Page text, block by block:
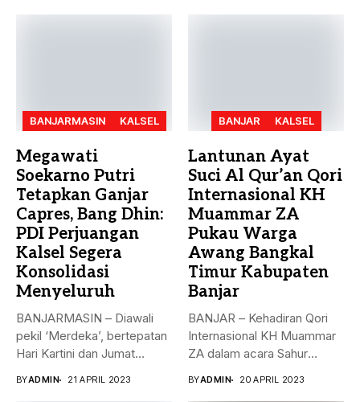
BANJARMASIN KALSEL
Megawati
Soekarno Putri
Tetapkan Ganjar
Capres, Bang Dhin:
PDI Perjuangan
Kalsel Segera
Konsolidasi
Menyeluruh
BANJARMASIN – Diawali
pekil ‘Merdeka’, bertepatan
Hari Kartini dan Jumat
BYADMIN 21 APRIL 2023
BANJAR KALSEL
Lantunan Ayat
Suci Al Qur’an Qori
Internasional KH
Muammar ZA
Pukau Warga
Awang Bangkal
Timur Kabupaten
Banjar
BANJAR – Kehadiran Qori
Internasional KH Muammar
ZA dalam acara Sahur
BYADMIN 20 APRIL 2023